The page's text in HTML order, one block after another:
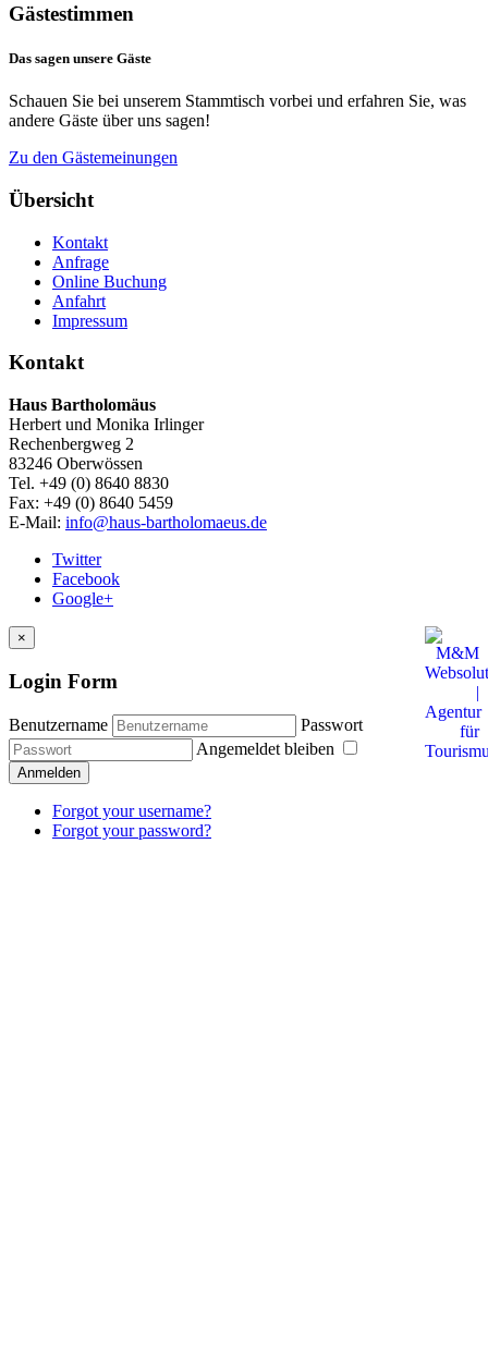
Gästestimmen
Das sagen unsere Gäste
Schauen Sie bei unserem Stammtisch vorbei und erfahren Sie, was
andere Gäste über uns sagen!
Zu den Gästemeinungen
Übersicht
Kontakt
Anfrage
Online Buchung
Anfahrt
Impressum
Kontakt
Haus Bartholomäus
Herbert und Monika Irlinger
Rechenbergweg 2
83246 Oberwössen
Tel. +49 (0) 8640 8830
Fax: +49 (0) 8640 5459
E-Mail: info@haus-bartholomaeus.de
Twitter
Facebook
Google+
×
Login Form
Benutzername
Passwort
Angemeldet bleiben
Anmelden
Forgot your username?
Forgot your password?